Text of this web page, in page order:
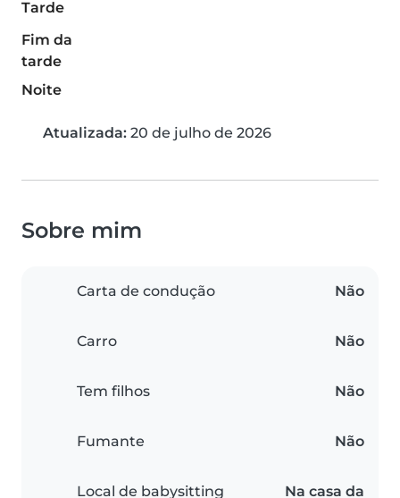
Tarde
Fim da
tarde
Noite
Atualizada: 20 de julho de 2026
Sobre mim
Carta de condução Não
Carro Não
Tem filhos Não
Fumante Não
Local de babysitting Na casa da